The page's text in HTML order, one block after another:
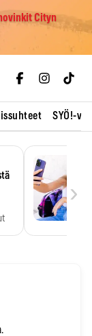
Cityn
SYÖ!-
›